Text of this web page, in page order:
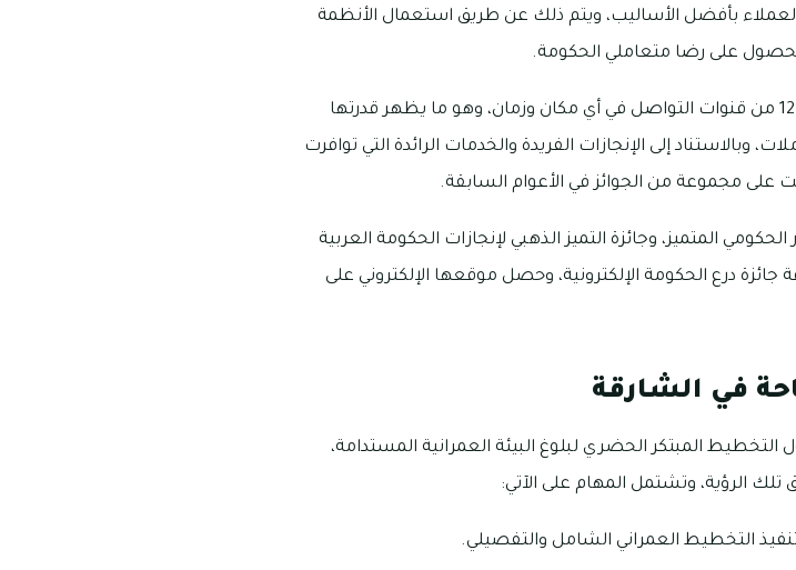
بالعملاء بأفضل الأساليب، ويتم ذلك عن طريق استعمال الأنظمة
على رضا متعاملي الحكومة.
توافرت أيضًا الخدمات الإلكتروني الممتازة وعدد يتجاوز 12 من قنوات التواصل في أي مكان وزمان، وهو ما يظهر قدرتها
وبالاستناد إلى الإنجازات الفريدة والخدمات الرائدة التي توافرت
مجموعة من الجوائز في الأعوام السابقة.
المتميز، وجائزة التميز الذهبي لإنجازات الحكومة العربية
جائزة درع الحكومة الإلكترونية، وحصل موقعها الإلكتروني على
في الشارقة
المبتكر الحضري لبلوغ البيئة العمرانية المستدامة،
الرؤية، وتشتمل المهام على الآتي:
تنفيذ التخطيط العمراني الشامل والتفصيلي.